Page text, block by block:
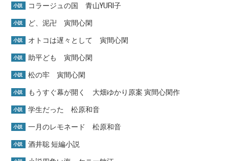
小説 コラージュの国 青山YURI子
小説 ど、泥卍 寅間心閑
小説 オトコは遅々として 寅間心閑
小説 助平ども 寅間心閑
小説 松の牢 寅間心閑
小説 もうすぐ幕が開く 大畑ゆかり原案 寅間心閑作
小説 学生だった 松原和音
小説 一月のレモネード 松原和音
小説 酒井聡 短編小説